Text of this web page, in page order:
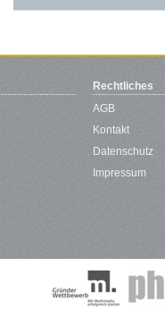
Rechtliches
AGB
Kontakt
Datenschutz
Impressum